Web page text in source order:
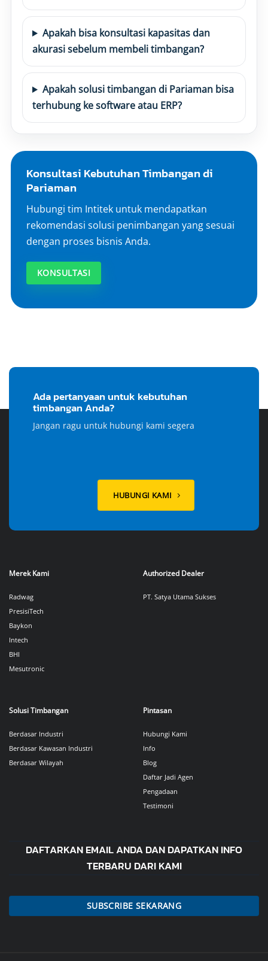
Apakah bisa konsultasi kapasitas dan
akurasi sebelum membeli timbangan?
Apakah solusi timbangan di Pariaman bisa
terhubung ke software atau ERP?
Konsultasi Kebutuhan Timbangan di
Pariaman
Hubungi tim Intitek untuk mendapatkan
rekomendasi solusi penimbangan yang sesuai
dengan proses bisnis Anda.
KONSULTASI
Ada pertanyaan untuk kebutuhan
timbangan Anda?
Jangan ragu untuk hubungi kami segera
HUBUNGI KAMI
Merek Kami
Radwag
PresisiTech
Baykon
Intech
BHI
Mesutronic
Authorized Dealer
PT. Satya Utama Sukses
Solusi Timbangan
Berdasar Industri
Berdasar Kawasan Industri
Berdasar Wilayah
Pintasan
Hubungi Kami
Info
Blog
Daftar Jadi Agen
Pengadaan
Testimoni
DAFTARKAN EMAIL ANDA DAN DAPATKAN INFO
TERBARU DARI KAMI
SUBSCRIBE SEKARANG